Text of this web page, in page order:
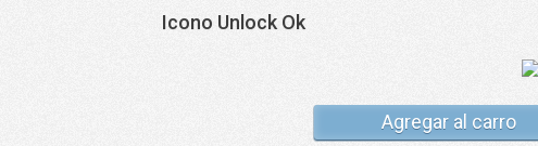
Icono Unlock Ok
Agregar al carro